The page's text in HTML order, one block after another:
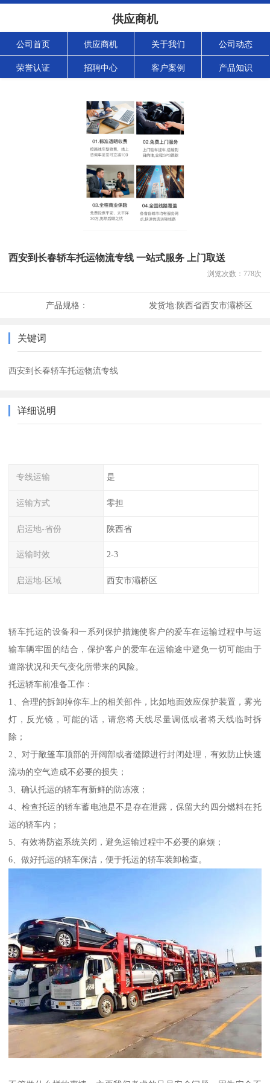
供应商机
公司首页 供应商机 关于我们 公司动态
荣誉认证 招聘中心 客户案例 产品知识
西安到长春轿车托运物流专线 一站式服务 上门取送
浏览次数： 778次
产品规格： 发货地:陕西省西安市灞桥区
关键词
西安到长春轿车托运物流专线
详细说明
专线运输 是
运输方式 零担
启运地-省份 陕西省
运输时效 2-3
启运地-区域 西安市灞桥区
轿车托运的设备和一系列保护措施使客户的爱车在运输过程中与运
输车辆牢固的结合，保护客户的爱车在运输途中避免一切可能由于
道路状况和天气变化所带来的风险。
托运轿车前准备工作：
1、合理的拆卸掉你车上的相关部件，比如地面效应保护装置，雾光
灯，反光镜，可能的话，请您将天线尽量调低或者将天线临时拆
除；
2、对于敞篷车顶部的开阔部或者缝隙进行封闭处理，有效防止快速
流动的空气造成不必要的损失；
3、确认托运的轿车有新鲜的防冻液；
4、检查托运的轿车蓄电池是不是存在泄露，保留大约四分燃料在托
运的轿车内；
5、有效将防盗系统关闭，避免运输过程中不必要的麻烦；
6、做好托运的轿车保洁，便于托运的轿车装卸检查。